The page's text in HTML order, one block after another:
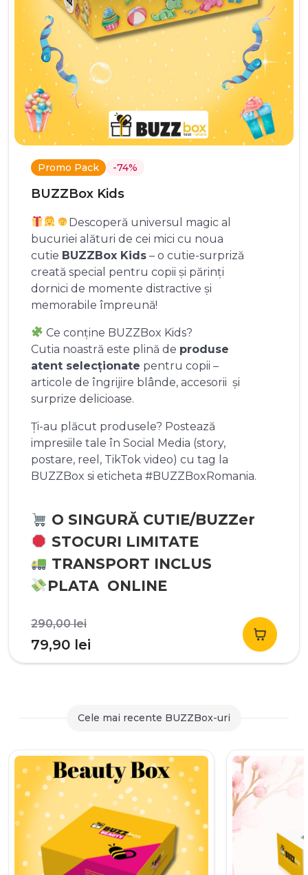
Promo Pack -74%
BUZZBox Kids
Descoperă universul magic al
bucuriei alături de cei mici cu noua
cutie BUZZBox Kids – o cutie-surpriză
creată special pentru copii și părinți
dornici de momente distractive și
memorabile împreună!
Ce conține BUZZBox Kids?
Cutia noastră este plină de produse
atent selecționate pentru copii –
articole de îngrijire blânde, accesorii și
surprize delicioase.
Ți-au plăcut produsele? Postează
impresiile tale în Social Media (story,
postare, reel, TikTok video) cu tag la
BUZZBox si eticheta #BUZZBoxRomania.
O SINGURĂ CUTIE/BUZZer
STOCURI LIMITATE
TRANSPORT INCLUS
PLATA ONLINE
290,00leiPrețul
inițial
a
290,00 lei.
79,90 lei
curent
79,90 lei.
Cele mai recente BUZZBox-uri